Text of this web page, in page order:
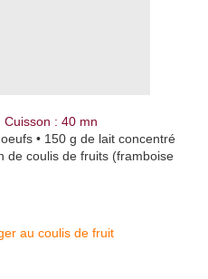
: 40 mn
• 150 g de lait concentré
de coulis de fruits (framboise